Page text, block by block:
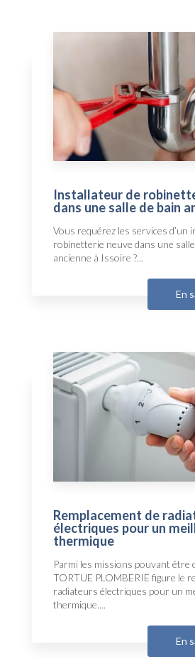
Installateur de
dans une salle de bain
Vous requérez les services d’un
robinetterie neuve dans une
ancienne à Issoire ?...
En
Remplacement de
électriques pour un
thermique
Parmi les missions pouvant être
TORTUE PLOMBERIE figure le
radiateurs électriques pour un
thermique....
En